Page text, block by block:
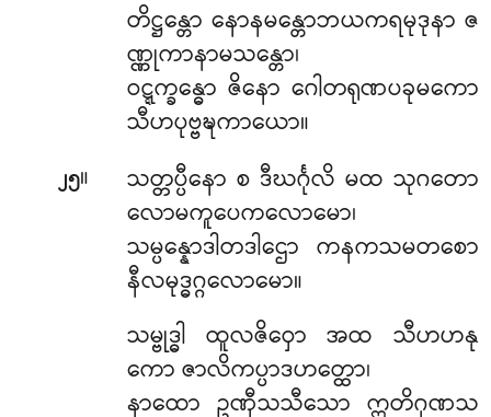
တိဋ္ဌန္တော နောနမန္တောဘယကရမုဒုနာ ဇ
ဏ္ဏုကာနာမသန္တော၊
ဝဋ္ဋက္ခန္ဓော ဇိနော ဂေါတရုဏပခုမကော
သီဟပုဗ္ဗဍ္ဎကာယော။
၂၅။
သတ္တပ္ပီနော စ ဒီဃင်္ဂုလိ မထ သုဂတော
လောမကူပေကလောမော၊
သမ္ပန္နောဒါတဒါဌော ကနကသမတစော
နီလမုဒ္ဓဂ္ဂလောမော။
သမ္ဗုဒ္ဓါ ထူလဇိဝှော အထ သီဟဟနု
ကော ဇာလိကပ္ပာဒဟတ္ထော၊
နာထော ဥဏှီသသီသော ဣတိဂုဏသ